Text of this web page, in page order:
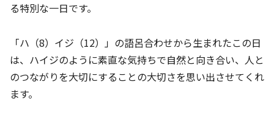
る特別な一日です。
「ハ（8）イジ（12）」の語呂合わせから生まれたこの日
は、ハイジのように素直な気持ちで自然と向き合い、人と
のつながりを大切にすることの大切さを思い出させてくれ
ます。